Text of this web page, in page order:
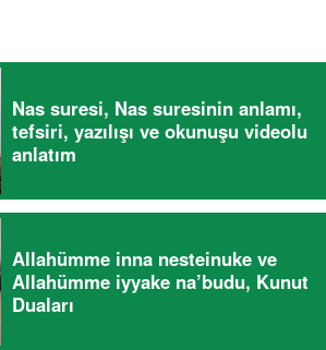
Nas suresi, Nas suresinin anlamı,
tefsiri, yazılışı ve okunuşu videolu
anlatım
Allahümme inna nesteinuke ve
Allahümme iyyake na’budu, Kunut
Duaları